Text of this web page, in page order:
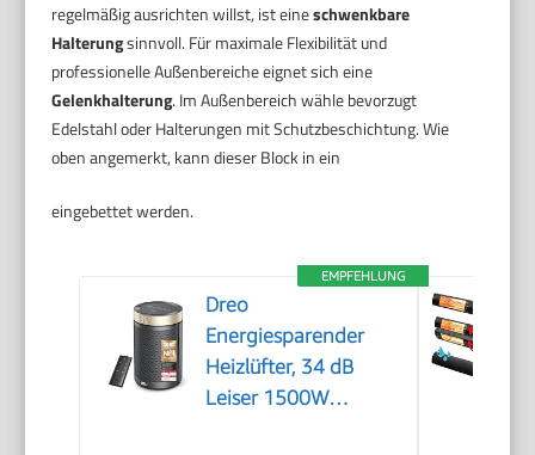
regelmäßig ausrichten willst, ist eineschwenkbare
Halterungsinnvoll. Für maximale Flexibilität und
professionelle Außenbereiche eignet sich eine
Gelenkhalterung. Im Außenbereich wähle bevorzugt
Edelstahl oder Halterungen mit Schutzbeschichtung. Wie
oben angemerkt, kann dieser Block in ein
eingebettet werden.
EMPFEHLUNG
Dreo
Energiesparender
Heizlüfter, 34 dB
Leiser 1500W